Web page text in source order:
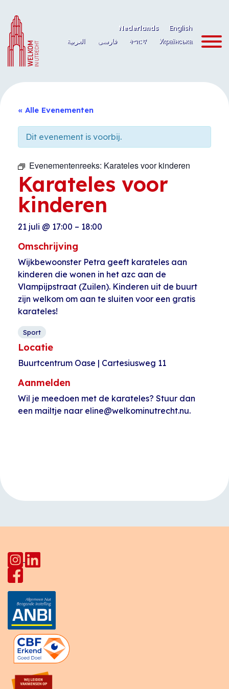
naar
de
inhoud
Nederlands
English
العربية
فارسی ትግርኛ Українська
« Alle Evenementen
Dit evenement is voorbij.
Evenementenreeks: Karateles voor kinderen
Karateles voor
kinderen
21 juli @ 17:00 – 18:00
Omschrijving
Wijkbewoonster Petra geeft karateles aan
kinderen die wonen in het azc aan de
Vlampijpstraat (Zuilen). Kinderen uit de buurt
zijn welkom om aan te sluiten voor een gratis
karateles!
Sport
Locatie
Buurtcentrum Oase | Cartesiusweg 11
Aanmelden
Wil je meedoen met de karateles? Stuur dan
een mailtje naar eline@welkominutrecht.nu.